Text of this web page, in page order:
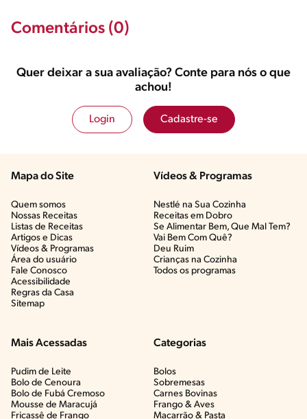
Comentários (0)
Quer deixar a sua avaliação? Conte para nós o que
achou!
Login Cadastre-se
Mapa do Site
Quem somos
Nossas Receitas
Listas de Receitas​
Artigos e Dicas​
Vídeos & Programas​
Área do usuário
Fale Conosco
Acessibilidade
Regras da Casa
Sitemap
Vídeos & Programas​
Nestlé na Sua Cozinha
Receitas em Dobro
Se Alimentar Bem, Que Mal Tem?​
Vai Bem Com Quê?​
Deu Ruim​
Crianças na Cozinha​
Todos os programas
Mais Acessadas
Pudim de Leite
Bolo de Cenoura
Bolo de Fubá Cremoso
Mousse de Maracujá
Fricassê de Frango
Categorias
Bolos
Sobremesas
Carnes Bovinas​
Frango & Aves​
Macarrão & Pasta​